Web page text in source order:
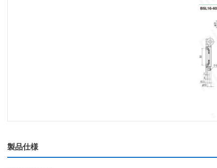
製品仕様